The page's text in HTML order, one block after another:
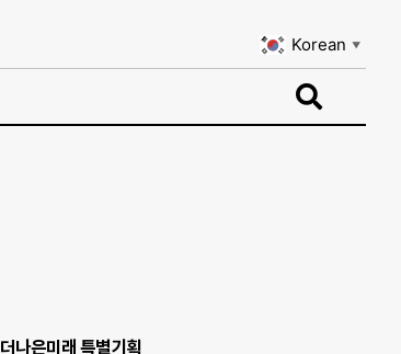
Korean ▼
더나은미래 특별기획